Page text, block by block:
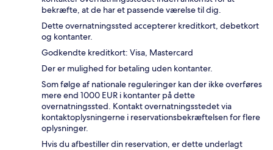
bekræfte, at de har et passende værelse til dig.
Dette overnatningssted accepterer kreditkort, debetkort
og kontanter.
Godkendte kreditkort: Visa, Mastercard
Der er mulighed for betaling uden kontanter.
Som følge af nationale reguleringer kan der ikke overføres
mere end 1000 EUR i kontanter på dette
overnatningssted. Kontakt overnatningsstedet via
kontaktoplysningerne i reservationsbekræftelsen for flere
oplysninger.
Hvis du afbestiller din reservation, er dette underlagt